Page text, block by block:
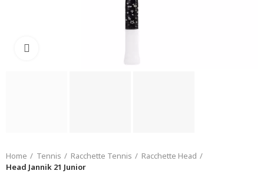
Home Tennis Racchette Tennis
Racchette Head
Head Jannik 21 Junior